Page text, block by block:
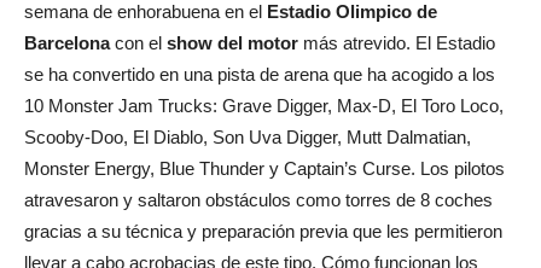
semana de enhorabuena en el Estadio Olimpico de
Barcelonacon el show del motor más atrevido. El Estadio
se ha convertido en una pista de arena que ha acogido a los
10 Monster Jam Trucks: Grave Digger, Max-D, El Toro Loco,
Scooby-Doo, El Diablo, Son Uva Digger, Mutt Dalmatian,
Monster Energy, Blue Thunder y Captain’s Curse. Los pilotos
atravesaron y saltaron obstáculos como torres de 8 coches
gracias a su técnica y preparación previa que les permitieron
llevar a cabo acrobacias de este tipo. Cómo funcionan los